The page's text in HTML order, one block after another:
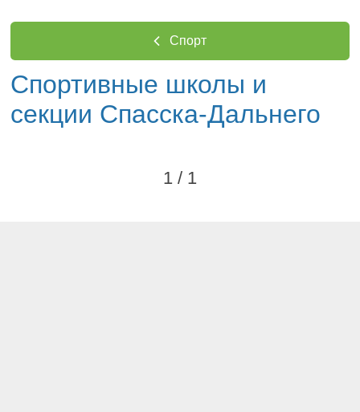
Спорт
Спортивные школы и
секции Спасска-Дальнего
1 / 1